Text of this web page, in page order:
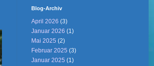
Blog-Archiv
April 2026 (3)
Januar 2026 (1)
Mai 2025 (2)
Februar 2025 (3)
Januar 2025 (1)